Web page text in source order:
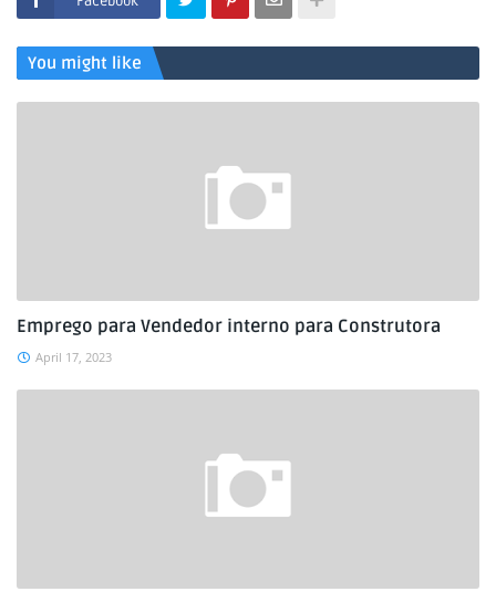
You might like
Emprego para Vendedor interno para Construtora
April 17, 2023